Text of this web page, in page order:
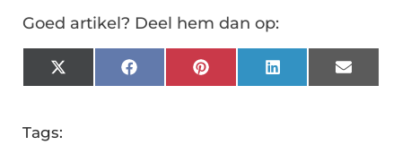
Goed artikel? Deel hem dan op:
X
(Twitter)
FacebookPinterestLinkedInEmail
Tags: